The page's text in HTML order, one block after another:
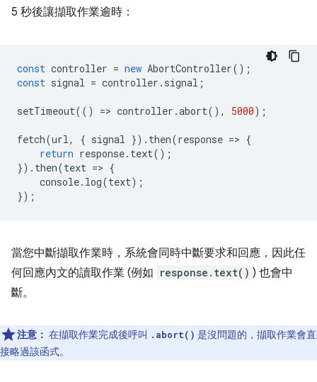
5 秒後讓擷取作業逾時：
const controller = new AbortController();
const signal = controller . signal ;
setTimeout(() => controller .abort(), 5000);
fetch(url, { signal }). then(response => {
return response. text();
}). then(text => {
console. log(text);
});
當您中斷擷取作業時，系統會同時中斷要求和回應，因此任
何回應內文的讀取作業 (例如 response.text() ) 也會中
斷。
注意： 在擷取作業完成後呼叫 .abort() 是沒問題的，擷取作業會直
接略過該函式。